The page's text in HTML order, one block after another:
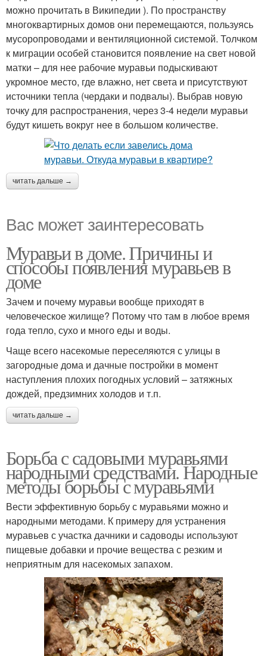
можно прочитать в Википедии ). По пространству
многоквартирных домов они перемещаются, пользуясь
мусоропроводами и вентиляционной системой. Толчком
к миграции особей становится появление на свет новой
матки – для нее рабочие муравьи подыскивают
укромное место, где влажно, нет света и присутствуют
источники тепла (чердаки и подвалы). Выбрав новую
точку для распространения, через 3-4 недели муравьи
будут кишеть вокруг нее в большом количестве.
читать дальше →
Вас может заинтересовать
Муравьи в доме. Причины и
способы появления муравьев в
доме
Зачем и почему муравьи вообще приходят в
человеческое жилище? Потому что там в любое время
года тепло, сухо и много еды и воды.
Чаще всего насекомые переселяются с улицы в
загородные дома и дачные постройки в момент
наступления плохих погодных условий – затяжных
дождей, предзимних холодов и т.п.
читать дальше →
Борьба с садовыми муравьями
народными средствами. Народные
методы борьбы с муравьями
Вести эффективную борьбу с муравьями можно и
народными методами. К примеру для устранения
муравьев с участка дачники и садоводы используют
пищевые добавки и прочие вещества с резким и
неприятным для насекомых запахом.